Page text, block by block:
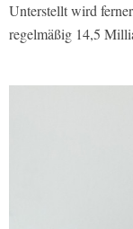
Unterstellt wird
regelmäßig 14,5